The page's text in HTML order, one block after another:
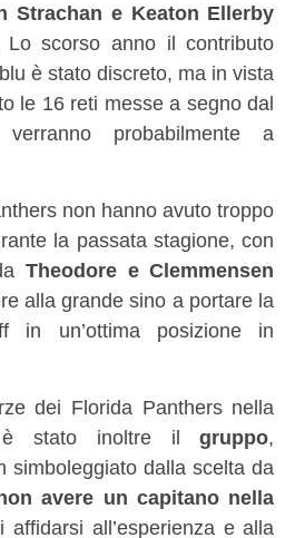
Strachan e Keaton Ellerby
scorso anno il contributo
è stato discreto, ma in vista
le 16 reti messe a segno dal
probabilmente a
non hanno avuto troppo
la passata stagione, con
Theodore e Clemmensen
alla grande sino a portare la
in un’ottima posizione in
dei Florida Panthers nella
è stato inoltre ilgruppo,
simboleggiato dalla scelta da
avere un capitano nella
affidarsi all’esperienza e alla